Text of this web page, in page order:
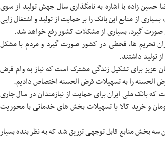
حسین زاده با اشاره به نامگذاری سال جهش تولید از سوی
از منابع این بانک را بر حمایت از تولید و اشتغال زایی
صورت گیرد، بسیاری از مشکلات کشور رفع خواهد شد.
تحریم ها، قحطی در کشور صورت گیرد و مردم با مشکل
تولید داشتند.
عزیز برای تشکیل زندگی مشترک است که نیاز به وام قرض
الحسنه را به تسهیلات قرض الحسنه اختصاص دادیم.
بانک ملی ایران برای حمایت از نیازمندان در سال جاری
و خرید کالا یا تسهیلات بخش های خدماتی با محوریت
سه بخش منابع قابل توجهی تزریق شد که به نظر بنده بسیار